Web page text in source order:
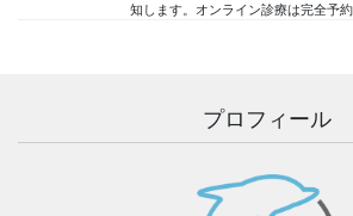
知します。オンライン診療は完全予約
プロフィール